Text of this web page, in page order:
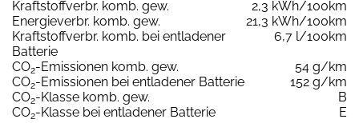
Kraftstoffverbr. komb. gew.
2,3 kWh/100km
Energieverbr. komb. gew.
21,3 kWh/100km
Kraftstoffverbr. komb. bei entladener
Batterie
6,7 l/100km
CO2-Emissionen komb. gew.
54 g/km
CO2-Emissionen bei entladener Batterie
152 g/km
CO2-Klasse komb. gew.
B
CO2-Klasse bei entladener Batterie
E